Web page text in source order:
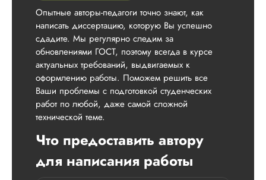
Опытные авторы-педагоги точно знают, как
написать диссертацию, которую Вы успешно
сдадите. Мы регулярно следим за
обновлениями ГОСТ, поэтому всегда в курсе
актуальных требований, выдвигаемых к
оформлению работы. Поможем решить все
Ваши проблемы с подготовкой студенческих
работ по любой, даже самой сложной
технической теме.
Что предоставить автору
для написания работы